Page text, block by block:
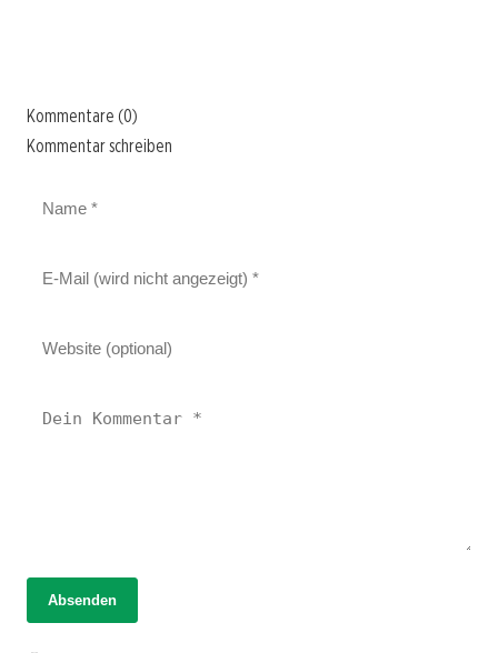
Kommentare (0)
Kommentar schreiben
Absenden
18. Februar 2026